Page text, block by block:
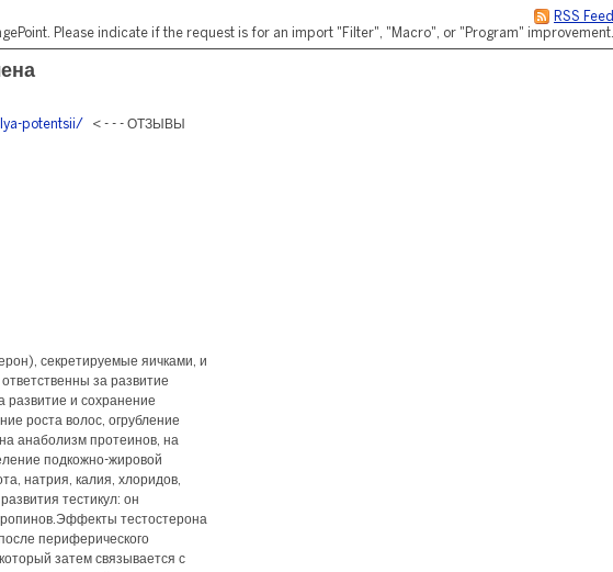
RSS Feed
Please indicate if the request is for an import "Filter", "Macro", or "Program" improvement.
potentsii/ < - - - ОТЗЫВЫ
секретируемые яичками, и
за развитие
развитие и сохранение
роста волос, огрубление
анаболизм протеинов, на
подкожно-жировой
натрия, калия, хлоридов,
тестикул: он
тестостерона
периферического
затем связывается с